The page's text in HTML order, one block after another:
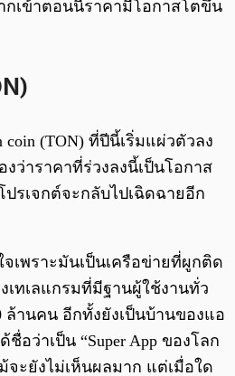
กเข้าตอนนี้ราคามีโอกาสโตขึ้น
(TON) ที่ปีนี้เริ่มแผ่วตัวลง
ว่าราคาที่ร่วงลงนี้เป็นโอกาส
รเจกต์จะกลับไปเฉิดฉายอีก
เพราะมันเป็นเครือข่ายที่ผูกติด
ทเลแกรมที่มีฐานผู้ใช้งานทั่ว
ล้านคน อีกทั้งยังเป็นบ้านของแอ
อว่าเป็น “Super App ของโลก
จะยังไม่เห็นผลมาก แต่เมื่อใด